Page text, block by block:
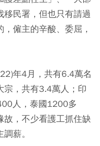
民署，但也只有請過
僱主的辛酸、委屈，
年4月，共有6.4萬名
宗，共有3.4萬人；印
人，泰國1200多
故，不少看護工抓住缺
薪。